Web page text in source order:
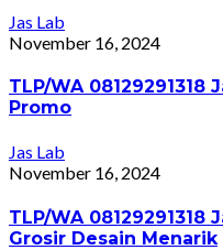
Jas Lab
November 16, 2024
TLP/WA 08129291318
Promo
Jas Lab
November 16, 2024
TLP/WA 08129291318
Grosir Desain Menarik